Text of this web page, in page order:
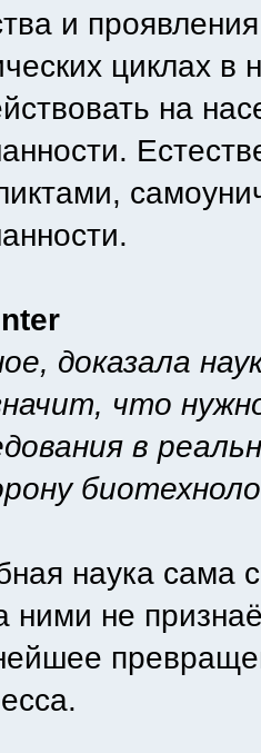
и
циклах в
на
доказала
что
в
наука сама
ними не